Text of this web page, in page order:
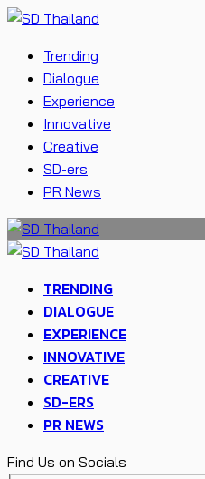
Trending
Dialogue
Experience
Innovative
Creative
SD-ers
PR News
TRENDING
DIALOGUE
EXPERIENCE
INNOVATIVE
CREATIVE
SD-ERS
PR NEWS
Find Us on Socials